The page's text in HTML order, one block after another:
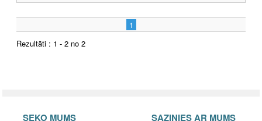
1
Rezultāti : 1 - 2 no 2
SEKO MUMS SAZINIES AR MUMS